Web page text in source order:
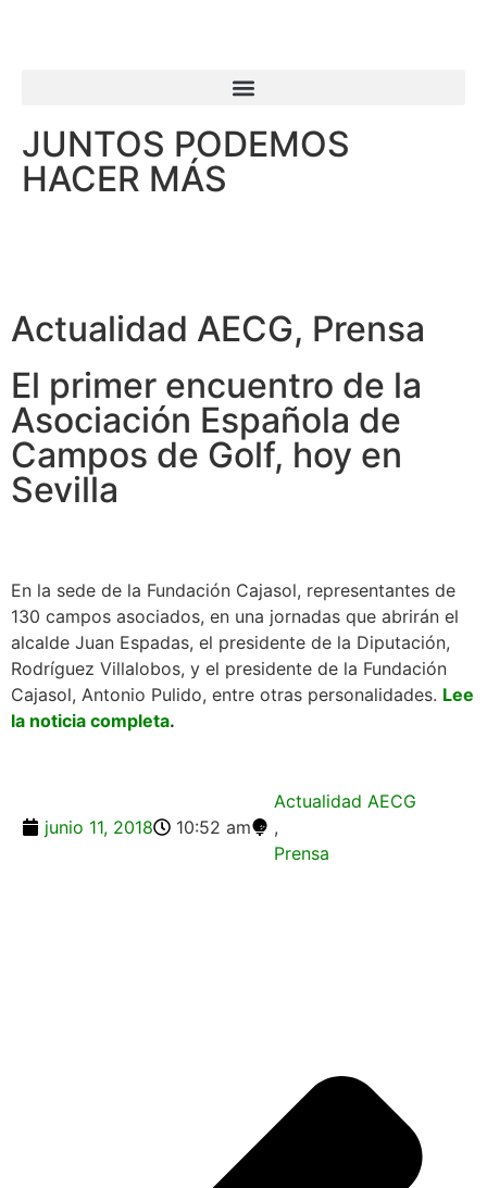
JUNTOS PODEMOS
HACER MÁS
Actualidad AECG, Prensa
El primer encuentro de la
Asociación Española de
Campos de Golf, hoy en
Sevilla
En la sede de la Fundación Cajasol, representantes de
130 campos asociados, en una jornadas que abrirán el
alcalde Juan Espadas, el presidente de la Diputación,
Rodríguez Villalobos, y el presidente de la Fundación
Cajasol, Antonio Pulido, entre otras personalidades. Lee
la noticia completa.
junio 11, 2018 10:52 am
Actualidad AECG
,
Prensa